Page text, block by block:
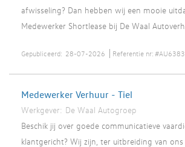
afwisseling? Dan hebben wij een mooie
Medewerker Shortlease bij De Waal
Gepubliceerd: 28-07-2026 Referentie nr:
Medewerker Verhuur - Tiel
Werkgever: De Waal Autogroep
Beschik jij over goede communicatieve
klantgericht? Wij zijn, ter uitbreiding van